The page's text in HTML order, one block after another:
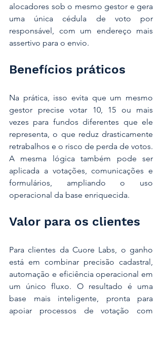
alocadores sob o mesmo gestor e gera
uma única cédula de voto por
responsável, com um endereço mais
assertivo para o envio.
Benefícios práticos
Na prática, isso evita que um mesmo
gestor precise votar 10, 15 ou mais
vezes para fundos diferentes que ele
representa, o que reduz drasticamente
retrabalhos e o risco de perda de votos.
A mesma lógica também pode ser
aplicada a votações, comunicações e
formulários, ampliando o uso
operacional da base enriquecida.
Valor para os clientes
Para clientes da Cuore Labs, o ganho
está em combinar precisão cadastral,
automação e eficiência operacional em
um único fluxo. O resultado é uma
base mais inteligente, pronta para
apoiar processos de votação com